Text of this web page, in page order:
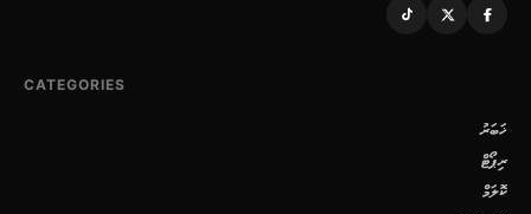
CATEGORIES
ޚަބަރު
ރިޕޯޓް
ކޮލަމް